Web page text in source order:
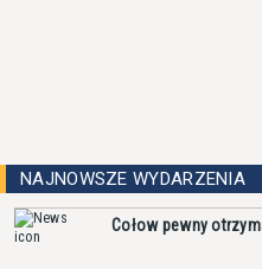
NAJNOWSZE WYDARZENIA
Cołow pewny